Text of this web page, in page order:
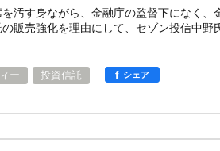
汚す身ながら、金融庁の監督下になく、
販売強化を理由にして、セゾン投信中野
ー 投資信託 f シェア